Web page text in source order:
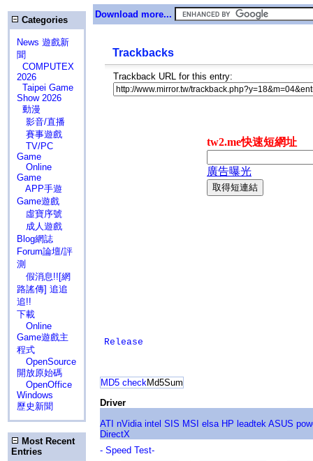
Categories
News 遊戲新
聞
COMPUTEX
2026
Taipei Game
Show 2026
動漫
影音/直播
賽事遊戲
TV/PC
Game
Online
Game
APP手遊
Game遊戲
虛寶序號
成人遊戲
Blog網誌
Forum論壇/評
測
假消息!![網
路謠傳] 追追
追!!
下載
Online
Game遊戲主
程式
OpenSource
開放原始碼
OpenOffice
Windows
歷史新聞
Most Recent
Entries
Download more...
Trackbacks
Trackback URL for this entry:
Release
MD5 checkMd5Sum
Driver
ATI nVidia intel SIS MSI elsa HP leadtek ASUS
DirectX
- Speed Test-